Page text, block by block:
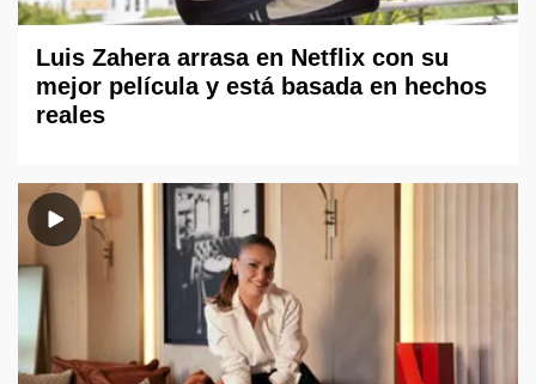
Luis Zahera arrasa en Netflix con su
mejor película y está basada en hechos
reales